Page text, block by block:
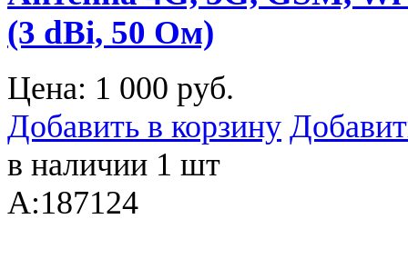
(3 dBi, 50 Ом)
Цена: 1 000 руб.
Добавить в корзину
в наличии 1 шт
A:187124